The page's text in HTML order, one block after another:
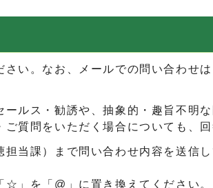
い。なお、メールでの問い合わせ
ルス・勧誘や、抽象的・趣旨不明
質問をいただく場合についても、
当課）まで問い合わせ内容を送信し
」を「@」に置き換えてください。